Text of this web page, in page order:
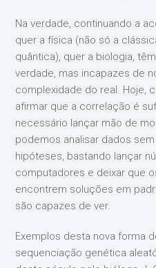
Na verdade, continuando a
quer a física (não só a
quântica), quer a biologia,
verdade, mas incapazes de
complexidade do real. Hoje,
afirmar que a correlação é
necessário lançar mão de
podemos analisar dados
hipóteses, bastando lançar
computadores e deixar que
encontrem soluções em
são capazes de ver.
Exemplos desta nova forma
sequenciação genética